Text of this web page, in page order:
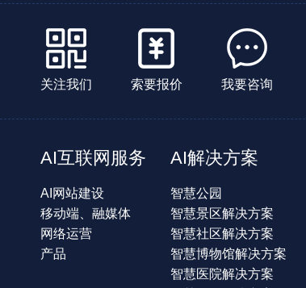
关注我们 索要报价 我要咨询
AI互联网服务
AI网站建设
移动端、融媒体
网络运营
产品
AI解决方案
智慧公园
智慧景区解决方案
智慧社区解决方案
智慧博物馆解决方案
智慧医院解决方案